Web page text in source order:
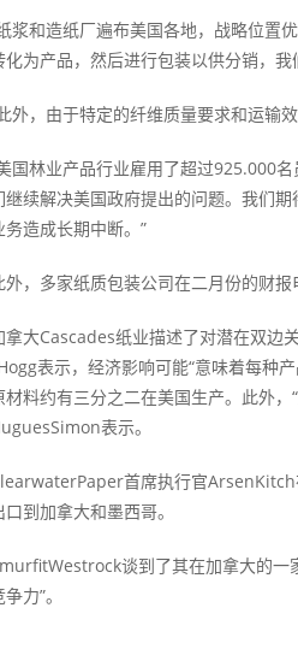
和造纸厂遍布美国各地，战略位置优
化为产品，然后进行包装以供分销，
，由于特定的纤维质量要求和运输效
林业产品行业雇用了超过925.000名
继续解决美国政府提出的问题。我们
务造成长期中断。”
多家纸质包装公司在二月份的财报
Cascades纸业描述了对潜在双边关
表示，经济影响可能“意味着每种
材料约有三分之二在美国生产。此外
表示。
首席执行官ArsenKitch
到加拿大和墨西哥。
谈到了其在加拿大的一家
力”。